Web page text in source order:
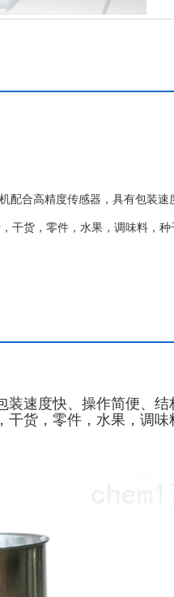
配合高精度传感器，具有包装速
干货，零件，水果，调味料，
装速度快、操作简便、结
干货，零件，水果，调味